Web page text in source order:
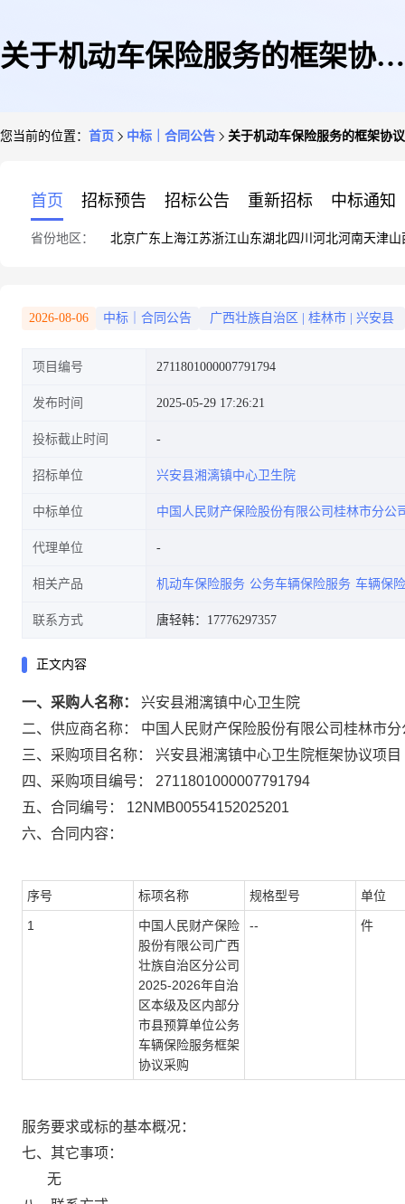
关于机动车保险服务的框架协议
您当前的位置： 首页 中标｜合同公告 关于机动车保险服务的框架协
首页 招标预告 招标公告 重新招标 中标通知
省份地区： 北京广东 上海江苏浙江山东湖北四川 河北河南天津山
2026-08-06 中标｜合同公告 广西壮族自治区 桂林市 兴安县
项目编号 2711801000007791794
发布时间 2025-05-29 17:26:21
投标截止时间
招标单位 兴安县湘漓镇中心卫生院
中标单位 中国人民财产保险股份有限公司桂林市分公
代理单位
相关产品 机动车保险服务 公务车辆保险服务 车辆保险
联系方式 唐轻韩：17776297357
正文内容
一、采购人名称：
兴安县湘漓镇中心卫生院
二、供应商名称：
中国人民财产保险股份有限公司桂林市分
三、采购项目名称：
兴安县湘漓镇中心卫生院框架协议项目
四、采购项目编号：
2711801000007791794
五、合同编号：
12NMB00554152025201
六、合同内容：
序号 标项名称 规格型号 单位
1
中国人民财产保险
股份有限公司广西
壮族自治区分公司
2025-2026年自治
区本级及区内部分
市县预算单位公务
车辆保险服务框架
协议采购
-- 件
服务要求或标的基本概况：
七、其它事项：
无